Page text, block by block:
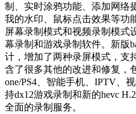
制、实时涂鸦功能、添加网络
我的水印、鼠标点击效果等功
屏幕录制模式和视频录制模式
幕录制和游戏录制软件。新版
计，增加了两种录屏模式，支
含了很多其他的改进和修复，
one/PS4、智能手机、IPTV、
持dx12游戏录制和新的hevc
全面的录制服务。